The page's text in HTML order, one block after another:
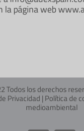
la página web
Todos los derechos
Privacidad |Política de
medioambiental